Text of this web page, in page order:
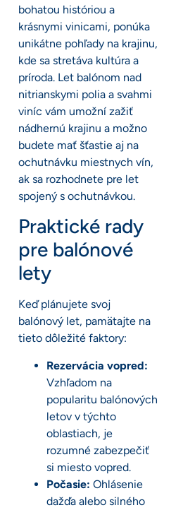
bohatou históriou a
krásnymi vinicami, ponúka
unikátne pohľady na krajinu,
kde sa stretáva kultúra a
príroda. Let balónom nad
nitrianskymi polia a svahmi
viníc vám umožní zažiť
nádhernú krajinu a možno
budete mať šťastie aj na
ochutnávku miestnych vín,
ak sa rozhodnete pre let
spojený s ochutnávkou.
Praktické rady
pre balónové
lety
Keď plánujete svoj
balónový let, pamätajte na
tieto dôležité faktory:
Rezervácia vopred:
Vzhľadom na
popularitu balónových
letov v týchto
oblastiach, je
rozumné zabezpečiť
si miesto vopred.
Počasie: Ohlásenie
dažďa alebo silného